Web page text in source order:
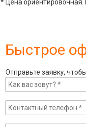
* Цена ориентировочная.
Быстрое
Отправьте заявку,